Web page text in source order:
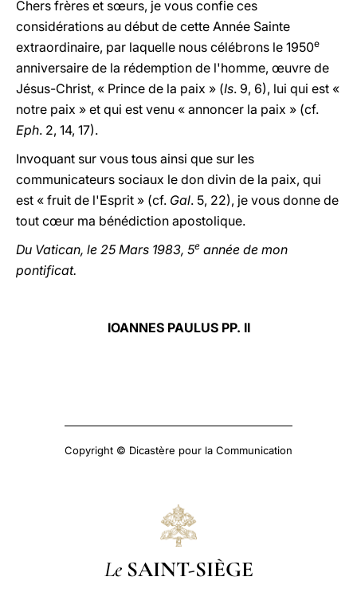
Chers frères et sœurs, je vous confie ces
considérations au début de cette Année Sainte
extraordinaire, par laquelle nous célébrons le 1950e
anniversaire de la rédemption de l'homme, œuvre de
Jésus-Christ, « Prince de la paix » (Is. 9, 6), lui qui est «
notre paix » et qui est venu « annoncer la paix » (cf.
Eph. 2, 14, 17).
Invoquant sur vous tous ainsi que sur les
communicateurs sociaux le don divin de la paix, qui
est « fruit de l'Esprit » (cf. Gal. 5, 22), je vous donne de
tout cœur ma bénédiction apostolique.
Du Vatican, le 25 Mars 1983, 5e année de mon
pontificat.
IOANNES PAULUS PP. II
Copyright © Dicastère pour la Communication
Le SAINT-SIÈGE